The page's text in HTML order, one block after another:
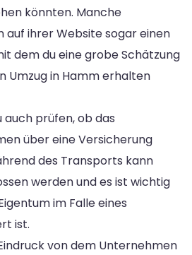
könnten. Manche
ihrer Website sogar einen
dem du eine grobe Schätzung
Umzug in Hamm erhalten
auch prüfen, ob das
über eine Versicherung
des Transports kann
werden und es ist wichtig
im Falle eines
ist.
von dem Unternehmen